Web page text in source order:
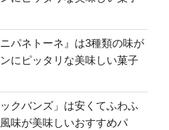
パネトーネ』は3種類の味が
にピッタリな美味しい菓子
クバンズ」は安くてふわふ
味が美味しいおすすめパ